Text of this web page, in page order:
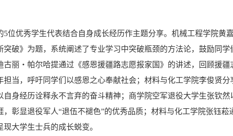
5位优秀学生代表结合自身成长经历作主题分享。机械工程学院黄
突破》为题，系统阐述了专业学习中突破瓶颈的方法论，鼓励同学
古丽・帕尔哈提通过《感恩援疆路志愿报家国》的讲述，回顾援疆
担当，呼吁同学们以感恩之心奉献社会；材料与化工学院李俊贤分
身经历诠释永不言弃的奋斗精神；商学院空军退役大学生张钦然
彰显退役军人“退伍不褪色”的优秀品质；材料与化工学院张钰菘
现大学生士兵的成长蜕变。